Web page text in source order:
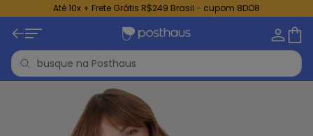
Até 10x + Frete Grátis R$249 Brasil - cupom 8DO8